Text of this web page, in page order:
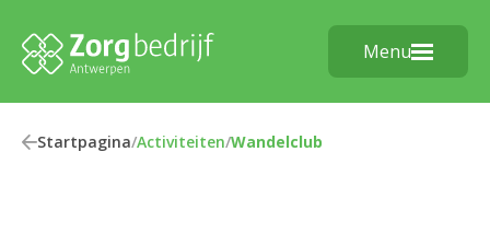
Menu
Startpagina/Activiteiten/Wandelclub